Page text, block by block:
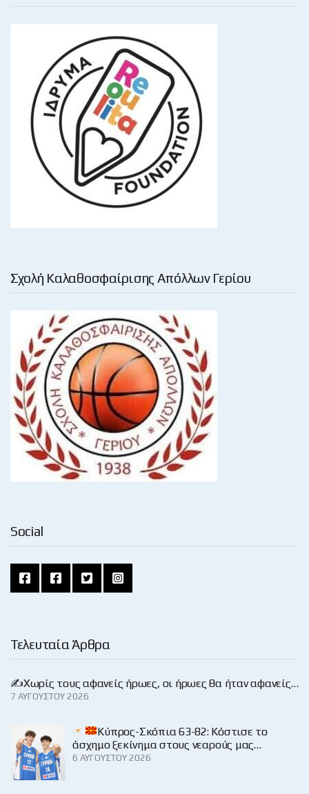
Σχολή Καλαθοσφαίρισης Απόλλων Γερίου
Social
Τελευταία Άρθρα
✍️Χωρίς τους αφανείς ήρωες, οι ήρωες θα ήταν αφανείς…
7 ΑΥΓΟΎΣΤΟΥ 2026
Κύπρος-Σκόπια 63-82: Κόστισε το
άσχημο ξεκίνημα στους νεαρούς μας…
6 ΑΥΓΟΎΣΤΟΥ 2026